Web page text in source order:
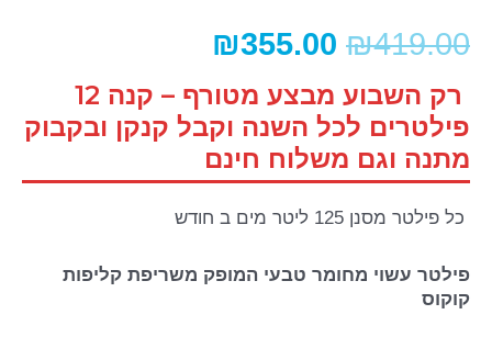
₪419.00
₪355.00
רק השבוע מבצע מטורף – קנה 12
פילטרים לכל השנה וקבל קנקן ובקבוק
מתנה וגם משלוח חינם
כל פילטר מסנן 125 ליטר מים ב חודש
פילטר עשוי מחומר טבעי המופק משריפת קליפות
קוקוס